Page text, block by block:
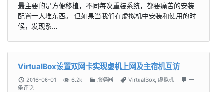
最主要的是方便移植，不同每次重装系统，都要痛苦的安装
配置一大堆东西。 但如果当我们在虚拟机中安装和使用的时
候，发现系…
VirtualBox设置双网卡实现虚机上网及主宿机互访
2016-06-01 6.2k 服务器 VirtualBox, 虚拟机
一
条评论